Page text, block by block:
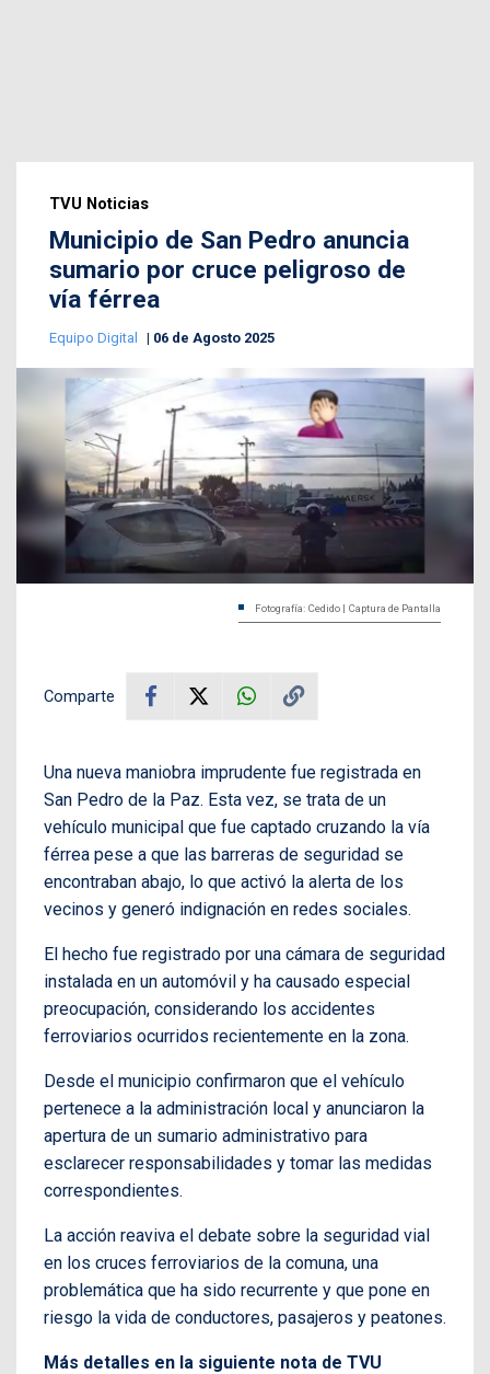
TVU Noticias
Municipio de San Pedro anuncia
sumario por cruce peligroso de
vía férrea
Equipo Digital 06 de Agosto 2025
Fotografía: Cedido | Captura de Pantalla
Comparte
Una nueva maniobra imprudente fue registrada en
San Pedro de la Paz. Esta vez, se trata de un
vehículo municipal que fue captado cruzando la vía
férrea pese a que las barreras de seguridad se
encontraban abajo, lo que activó la alerta de los
vecinos y generó indignación en redes sociales.
El hecho fue registrado por una cámara de seguridad
instalada en un automóvil y ha causado especial
preocupación, considerando los accidentes
ferroviarios ocurridos recientemente en la zona.
Desde el municipio confirmaron que el vehículo
pertenece a la administración local y anunciaron la
apertura de un sumario administrativo para
esclarecer responsabilidades y tomar las medidas
correspondientes.
La acción reaviva el debate sobre la seguridad vial
en los cruces ferroviarios de la comuna, una
problemática que ha sido recurrente y que pone en
riesgo la vida de conductores, pasajeros y peatones.
Más detalles en la siguiente nota de TVU